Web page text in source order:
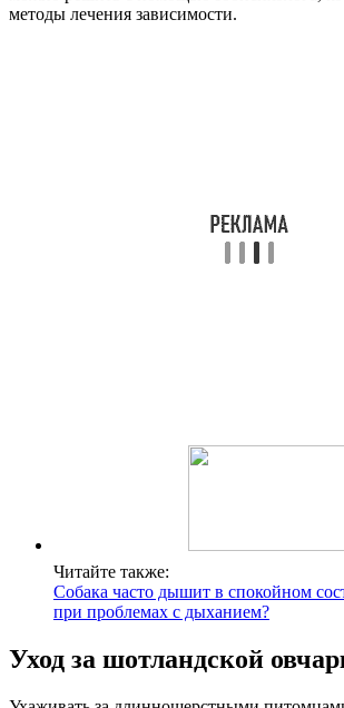
методы лечения зависимости.
Читайте также:
Собака часто дышит в спокойном
при проблемах с дыханием?
Уход за шотландской